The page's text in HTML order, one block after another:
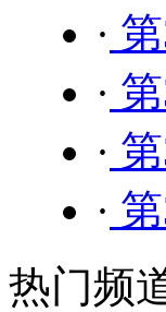
·
·
·
·
热门频